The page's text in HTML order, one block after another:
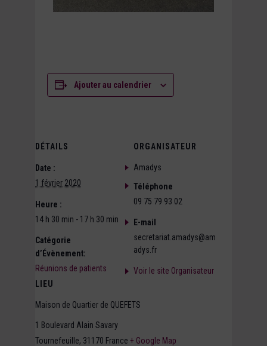
Ajouter au calendrier
DÉTAILS
Date :
1 février 2020
Heure :
14 h 30 min - 17 h 30 min
Catégorie
d’Évènement:
Réunions de patients
LIEU
Maison de Quartier de QUEFETS
1 Boulevard Alain Savary
Tournefeuille, 31170 France + Google Map
ORGANISATEUR
Amadys
Téléphone
09 75 79 93 02
E-mail
secretariat.amadys@am
adys.fr
Voir le site Organisateur